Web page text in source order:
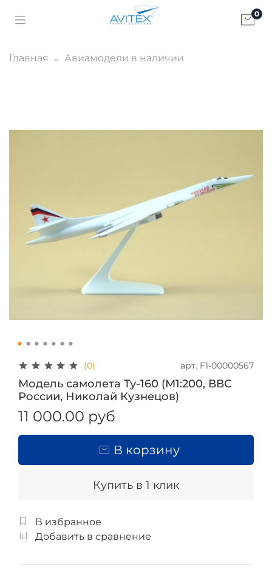
0
Главная Авиамодели в наличии
(0) арт. F1-00000567
Модель самолета Ту-160 (М1:200, ВВС
России, Николай Кузнецов)
11 000.00 руб
В корзину
Купить в 1 клик
В избранное
Добавить в сравнение